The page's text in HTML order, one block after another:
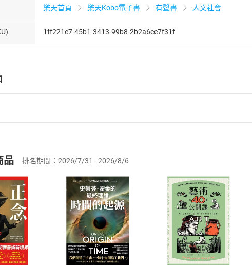
樂天首頁 樂天Kobo電子書 有聲書 人文社會
1ff221e7-45b1-3413-99b8-2b2a6ee7f31f
：
消費者保護法第19條第1項後段暨通訊交易解除權合理例外情事適用
者訂購本店鋪之商品即代表知悉本店鋪所銷售之商品為電子書，
/存取電子書，不得請求退貨退款。
：您欲取消訂單或辦理退貨時，請登入樂天市場，並於「我的訂單
店鋪將依您的申請進行審核，待審核通過後將為您辦理退款事宜。
樂天市場須以整筆訂單為單位進行取消/退貨，恕無法以單支商品取
商品 放入購物車
Shopping cart
登入帳號
Login
，如何開始使用？
選擇閱讀載具 Step2.登入
品 排名期間：2026/7/31 - 2026/8/6